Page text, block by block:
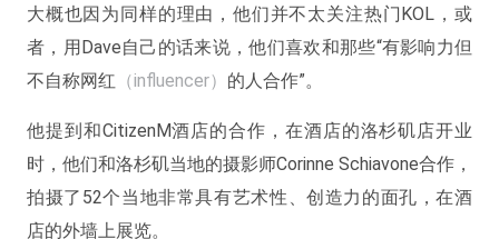
大概也因为同样的理由，他们并不太关注热门KOL，或
者，用Dave自己的话来说，他们喜欢和那些“有影响力但
不自称网红 （influencer） 的人合作”。
他提到和CitizenM酒店的合作，在酒店的洛杉矶店开业
时，他们和洛杉矶当地的摄影师Corinne Schiavone合作，
拍摄了52个当地非常具有艺术性、创造力的面孔，在酒
店的外墙上展览。